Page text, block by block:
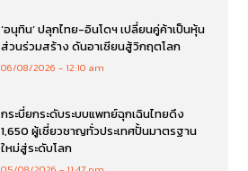
‘อนุทิน’ ปลุกไทย-อินโดฯ เปลี่ยนคู่ค้าเป็นหุ้น
ส่วนร่วมสร้าง ดันอาเซียนสู้วิกฤตโลก
06/08/2026 12:10 am
กระบี่ยกระดับระบบแพทย์ฉุกเฉินไทยดึง
1,650 ผู้เชี่ยวชาญทั่วประเทศปั้นมาตรฐาน
ใหม่สู่ระดับโลก